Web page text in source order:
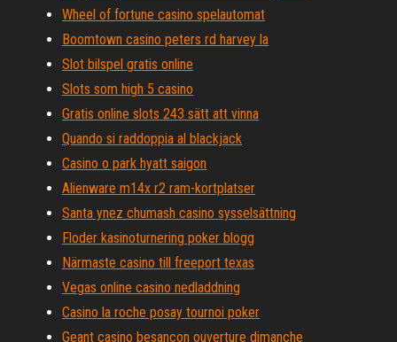
Wheel of fortune casino spelautomat
Boomtown casino peters rd harvey la
Slot bilspel gratis online
Slots som high 5 casino
Gratis online slots 243 sätt att vinna
Quando si raddoppia al blackjack
Casino o park hyatt saigon
Alienware m14x r2 ram-kortplatser
Santa ynez chumash casino sysselsättning
Floder kasinoturnering poker blogg
Närmaste casino till freeport texas
Vegas online casino nedladdning
Casino la roche posay tournoi poker
Geant casino besancon ouverture dimanche